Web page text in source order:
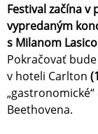
Festival začína v
vypredaným
s Milanom
Pokračovať
v hoteli Carlton
Beethovena.